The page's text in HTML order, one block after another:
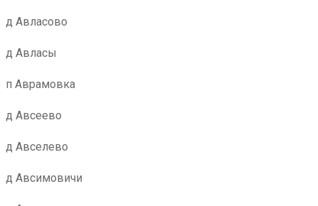
д Авласово
д Авласы
п Аврамовка
д Авсеево
д Авселево
д Авсимовичи